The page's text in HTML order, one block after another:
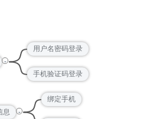
-
用户名密码登录
手机验证码登录
-
息
绑定手机